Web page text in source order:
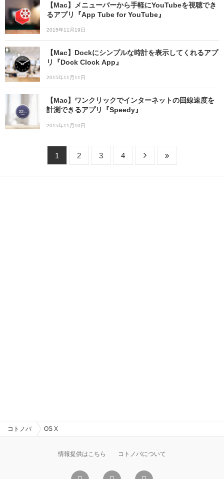
【Mac】メニューバーから手軽にYouTubeを視聴でき
るアプリ『App Tube for YouTube』
2015年11月19日
【Mac】Dockにシンプルな時計を表示してくれるアプ
リ『Dock Clock App』
2015年11月11日
【Mac】ワンクリックでインターネットの回線速度を
計測できるアプリ『Speedy』
2015年11月10日
1 2 3 4
コトノバ OS X
情報提供はこちら コトノバについて